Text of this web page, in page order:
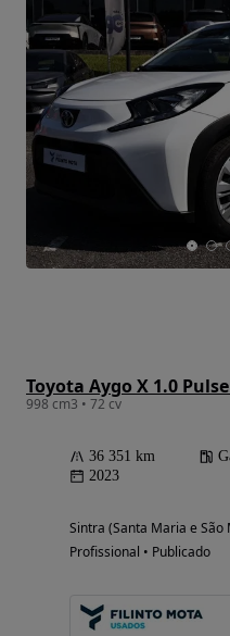
Toyota Aygo X 1.0 Pulse
998 cm3 • 72 cv
36 351 km
2023
Sintra (Santa Maria e
Profissional • Publicado